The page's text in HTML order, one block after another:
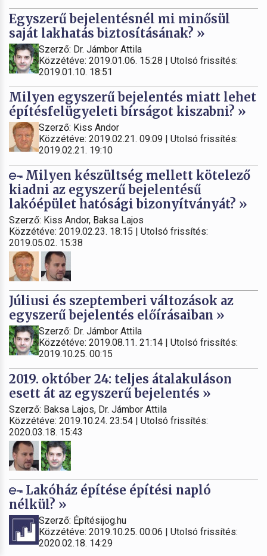
Egyszerű bejelentésnél mi minősül
saját lakhatás biztosításának? »
Szerző: Dr. Jámbor Attila
Közzétéve: 2019.01.06. 15:28 | Utolsó frissítés:
2019.01.10. 18:51
Milyen egyszerű bejelentés miatt lehet
építésfelügyeleti bírságot kiszabni? »
Szerző: Kiss Andor
Közzétéve: 2019.02.21. 09:09 | Utolsó frissítés:
2019.02.21. 19:10
Milyen készültség mellett kötelező
kiadni az egyszerű bejelentésű
lakóépület hatósági bizonyítványát? »
Szerző: Kiss Andor, Baksa Lajos
Közzétéve: 2019.02.23. 18:15 | Utolsó frissítés:
2019.05.02. 15:38
Júliusi és szeptemberi változások az
egyszerű bejelentés előírásaiban »
Szerző: Dr. Jámbor Attila
Közzétéve: 2019.08.11. 21:14 | Utolsó frissítés:
2019.10.25. 00:15
2019. október 24: teljes átalakuláson
esett át az egyszerű bejelentés »
Szerző: Baksa Lajos, Dr. Jámbor Attila
Közzétéve: 2019.10.24. 23:54 | Utolsó frissítés:
2020.03.18. 15:43
Lakóház építése építési napló
nélkül? »
Szerző: Építésijog.hu
Közzétéve: 2019.10.25. 00:06 | Utolsó frissítés:
2020.02.18. 14:29